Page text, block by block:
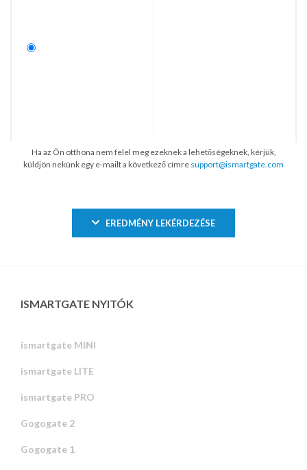
Ha az Ön otthona nem felel meg ezeknek a lehetőségeknek, kérjük,
küldjön nekünk egy e-mailt a következő címre support@ismartgate.com
EREDMÉNY LEKÉRDEZÉSE
ISMARTGATE NYITÓK
ismartgate MINI
ismartgate LITE
ismartgate PRO
Gogogate 2
Gogogate 1